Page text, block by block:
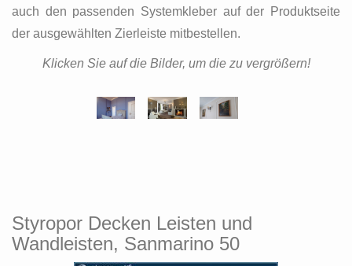
auch den passenden Systemkleber auf der Produktseite
der ausgewählten Zierleiste mitbestellen.
Klicken Sie auf die Bilder, um die zu vergrößern!
Styropor Decken Leisten und
Wandleisten, Sanmarino 50